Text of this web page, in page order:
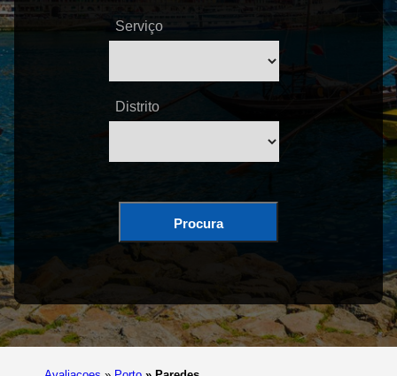
Serviço
Distrito
Procura